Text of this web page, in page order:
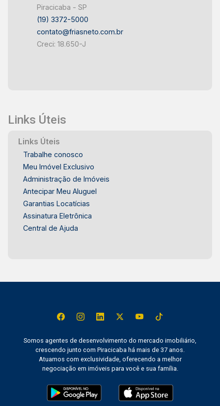
Piracicaba - SP
(19) 3372-5000
contato@friasneto.com.br
Creci: 18.650-J
Links Úteis
Links Úteis
Trabalhe conosco
Meu Imóvel Exclusivo
Administração de Imóveis
Antecipar Meu Aluguel
Garantias Locatícias
Assinatura Eletrônica
Central de Ajuda
Somos agentes de desenvolvimento do mercado imobiliário,
crescendo junto com Piracicaba há mais de 37 anos.
Atuamos com exclusividade, oferecendo a melhor
negociação em imóveis para você e sua família.